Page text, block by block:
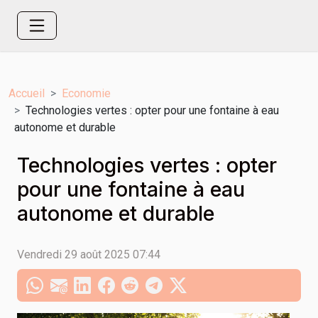
Accueil
Economie
Technologies vertes : opter pour une fontaine à eau
autonome et durable
Technologies vertes : opter
pour une fontaine à eau
autonome et durable
Vendredi 29 août 2025 07:44